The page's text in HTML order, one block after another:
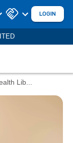
LOGIN
Lib